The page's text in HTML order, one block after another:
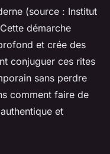
(source : Institut
démarche
et crée des
conjuguer ces rites
sans perdre
comment faire de
et